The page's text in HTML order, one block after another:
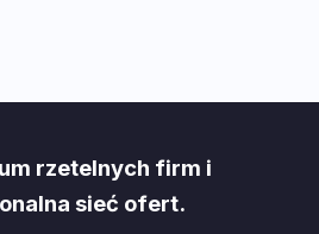
rzetelnych firm i
sieć ofert.